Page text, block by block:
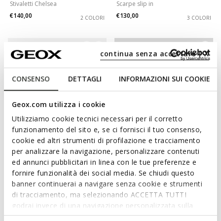
CONSENSO DETTAGLI INFORMAZIONI SUI COOKIE
Geox.com utilizza i cookie
Utilizziamo cookie tecnici necessari per il corretto
funzionamento del sito e, se ci fornisci il tuo consenso,
cookie ed altri strumenti di profilazione e tracciamento
per analizzare la navigazione, personalizzare contenuti
ed annunci pubblicitari in linea con le tue preferenze e
fornire funzionalità dei social media. Se chiudi questo
banner continuerai a navigare senza cookie e strumenti
di tracciamento, ma selezionando ACCETTA TUTTI
godrai invece di una navigazione personalizzata sulla
base dei tuoi gusti ed interessi. Selezionando
continua senza accettare | X
Stivaletti Chelsea
€140,00
2 COLORI
Scarpe slip in
€130,00
3 COLORI
BRAYDEN 2FIT ABX UOMO
Stivaletti impermeabili
€160,00
SPHERICA EC17 UOMO
Stivaletti scamosciati
€135,00